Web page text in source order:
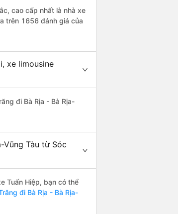
cao cấp nhất là nhà xe
trên 1656 đánh giá của
xe limousine
đi Bà Rịa - Bà Rịa-
Vũng Tàu từ Sóc
Tuấn Hiệp, bạn có thể
đi Bà Rịa - Bà Rịa-